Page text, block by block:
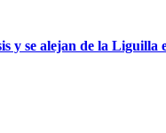
y se alejan de la Liguilla